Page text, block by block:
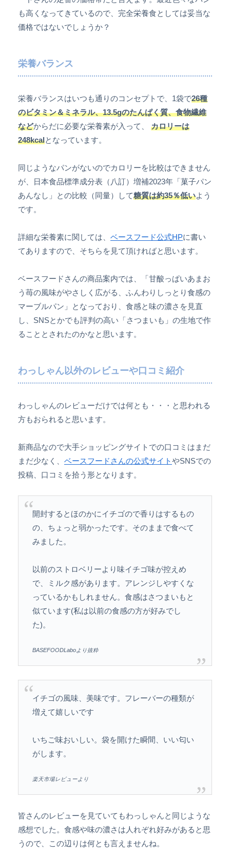
も高くなってきているので、完全栄養食としては妥当な
価格ではないでしょうか？
栄養バランス
栄養バランスはいつも通りのコンセプトで、1袋で26種
のビタミン＆ミネラル、13.5gのたんぱく質、食物繊維
などからだに必要な栄養素が入って、 カロリーは
248kcalとなっています。
同じようなパンがないのでカロリーを比較はできません
が、日本食品標準成分表（八訂）増補2023年「菓子パン
あんなし」との比較（同量）して糖質は約35％低いよう
です。
詳細な栄養素に関しては、 ベースフード公式HPに書い
てありますので、そちらを見て頂ければと思います。
ベースフードさんの商品案内では、「甘酸っぱいあまお
う苺の風味がやさしく広がる、ふんわりしっとり食感の
マーブルパン」となっており、食感と味の濃さを見直
し、SNSとかでも評判の高い「さつまいも」の生地で作
ることとされたのかなと思います。
わっしゃん以外のレビューや口コミ紹介
わっしゃんのレビューだけでは何とも・・・と思われる
方もおられると思います。
新商品なので大手ショッピングサイトでの口コミはまだ
まだ少なく、 ベースフードさんの公式サイトやSNSでの
投稿、口コミを拾う形となります。
開封するとほのかにイチゴので香りはするもの
の、ちょっと弱かったです。そのままで食べて
みました。
以前のストロベリーより味イチゴ味が控えめ
で、ミルク感があります。アレンジしやすくな
っているかもしれません。食感はさつまいもと
似ています(私は以前の食感の方が好みでし
た)。
BASEFOODLaboより抜粋
イチゴの風味、美味です。フレーバーの種類が
増えて嬉しいです
いちご味おいしい。袋を開けた瞬間、いい匂い
がします。
楽天市場レビューより
皆さんのレビューを見ていてもわっしゃんと同じような
感想でした。食感や味の濃さは人れぞれ好みがあると思
うので、この辺りは何とも言えませんね。